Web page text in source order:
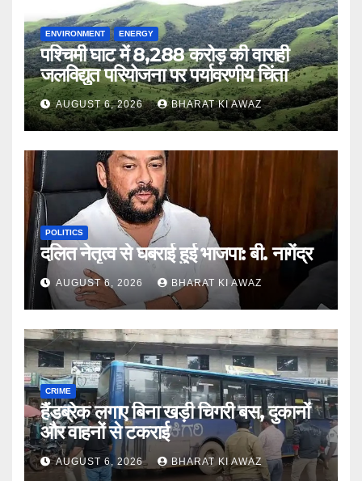
ENVIRONMENT ENERGY
पश्चिमी घाट में 8,288 करोड़ की वाराही
जलविद्युत परियोजना पर पर्यावरणीय चिंता
AUGUST 6, 2026 BHARAT KI AWAZ
POLITICS
दलित नेतृत्व से घबराई हुई भाजपा: बी. नागेंद्र
AUGUST 6, 2026 BHARAT KI AWAZ
CRIME
हैंडब्रेक लगाए बिना खड़ी चिगरी बस, दुकानों
और वाहनों से टकराई
AUGUST 6, 2026 BHARAT KI AWAZ